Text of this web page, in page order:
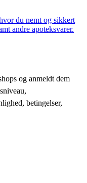
du nemt og sikkert
andre apoteksvarer.
og anmeldt dem
betingelser,